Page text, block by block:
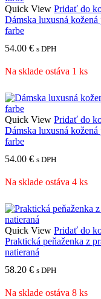
Quick View Pridať do
Dámska luxusná
farbe
54.00 € s DPH
Na sklade ostáva 1 ks
Quick View Pridať do
Dámska luxusná
farbe
54.00 € s DPH
Na sklade ostáva 4 ks
Quick View Pridať do
Praktická peňaženka z
natieraná
58.20 € s DPH
Na sklade ostáva 8 ks